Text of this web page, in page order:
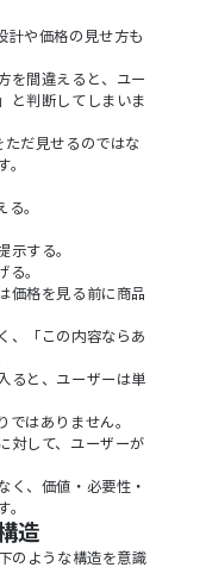
計や価格の見せ方も
を間違えると、ユー
と判断してしまいま
だ見せるのではな
。
示する。
。
価格を見る前に商品
、「この内容ならあ
ると、ユーザーは単
はありません。
対して、ユーザーが
く、価値・必要性・
造
のような構造を意識